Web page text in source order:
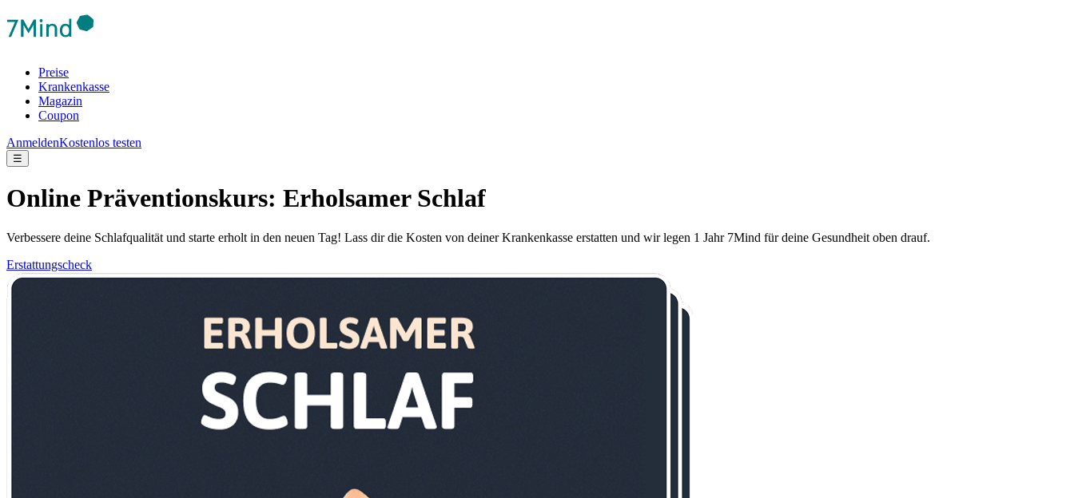
Preise
Krankenkasse
Magazin
Coupon
AnmeldenKostenlos testen
☰
Online Präventionskurs: Erholsamer Schlaf
Verbessere deine Schlafqualität und starte erholt in den neuen Tag! Lass dir die Kosten von deiner Krankenkasse erstatten und wir legen 1 Jahr 7Mind für deine Gesundheit oben drauf.
Erstattungscheck